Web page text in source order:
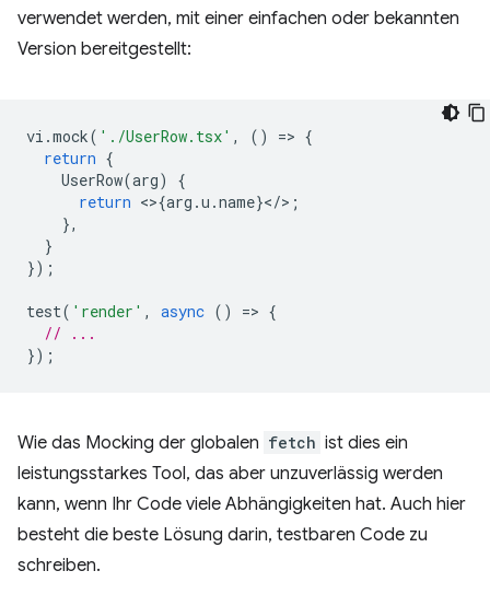
verwendet werden, mit einer einfachen oder bekannten
Version bereitgestellt:
vi .mock( './UserRow.tsx' , () => {
return {
UserRow(arg)
{
return <>{arg .u .name}</> ;
},
}
});
test( 'render' , async () => {
// ...
});
Wie das Mocking der globalen fetch ist dies ein
leistungsstarkes Tool, das aber unzuverlässig werden
kann, wenn Ihr Code viele Abhängigkeiten hat. Auch hier
besteht die beste Lösung darin, testbaren Code zu
schreiben.